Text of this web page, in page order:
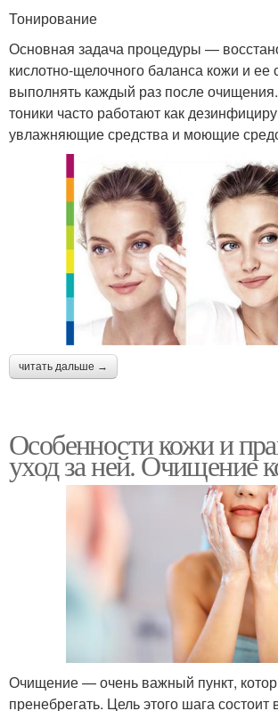
Тонирование
Основная задача процедуры —
кислотно-щелочного баланса кожи и ее
выполнять каждый раз после
тоники часто работают как
увлажняющие средства и моющие
читать дальше →
Особенности кожи и
уход за ней. Очищение
Очищение — очень важный пункт,
пренебрегать. Цель этого шага состоит